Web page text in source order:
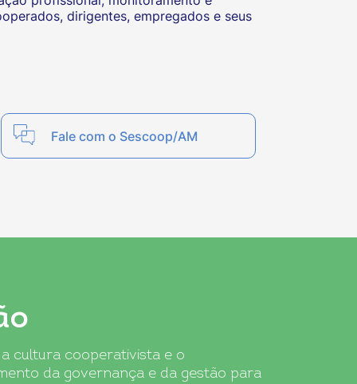
dirigentes, empregados e seus
Fale com o Sescoop/AM
cultura cooperativista e o
da governança e da gestão para